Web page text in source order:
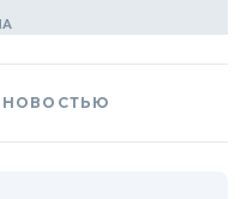
НОВОСТЬЮ